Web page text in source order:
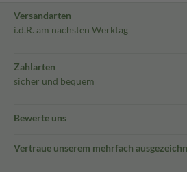
Versandarten
i.d.R. am nächsten Werktag
Zahlarten
sicher und bequem
Bewerte uns
Vertraue unserem mehrfach